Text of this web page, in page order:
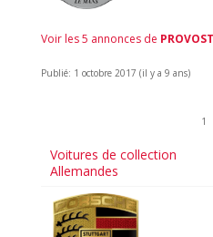
Voir les 5 annonces de
Publié: 1 octobre 2017 (il y a 9 ans)
1
Voitures de collection
Allemandes